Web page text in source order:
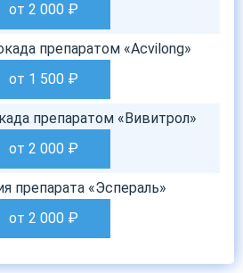
от 2 000 ₽
препаратом «Acvilong»
от 1 500 ₽
препаратом «Вивитрол»
от 2 000 ₽
препарата «Эспераль»
от 2 000 ₽